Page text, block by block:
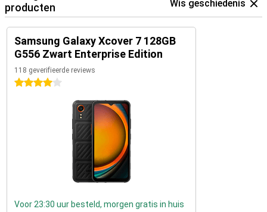
producten
Wis geschiedenis
Samsung Galaxy Xcover 7 128GB
G556 Zwart Enterprise Edition
118 geverifieerde reviews
4 sterren
Voor 23:30 uur besteld, morgen gratis in huis